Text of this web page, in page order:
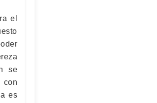
el
se
con
es